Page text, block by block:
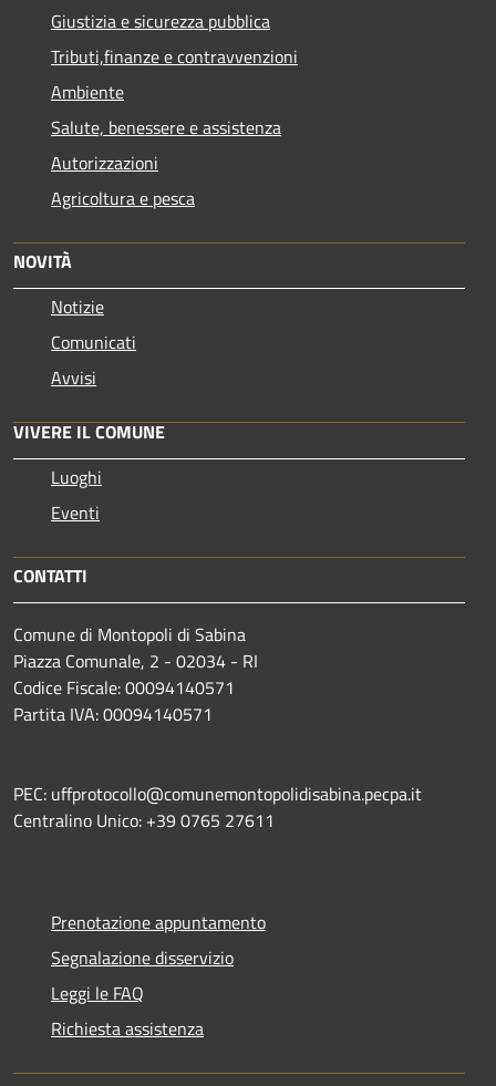
Giustizia e sicurezza pubblica
Tributi,finanze e contravvenzioni
Ambiente
Salute, benessere e assistenza
Autorizzazioni
Agricoltura e pesca
NOVITÀ
Notizie
Comunicati
Avvisi
VIVERE IL COMUNE
Luoghi
Eventi
CONTATTI
Comune di Montopoli di Sabina
Piazza Comunale, 2 - 02034 - RI
Codice Fiscale: 00094140571
Partita IVA: 00094140571
PEC: uffprotocollo@comunemontopolidisabina.pecpa.it
Centralino Unico: +39 0765 27611
Prenotazione appuntamento
Segnalazione disservizio
Leggi le FAQ
Richiesta assistenza